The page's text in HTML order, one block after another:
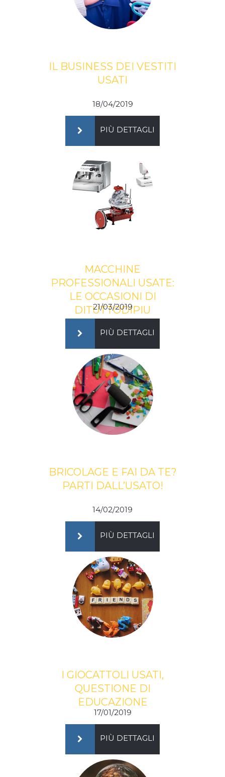
IL BUSINESS DEI VESTITI
USATI
18/04/2019
PIÙ DETTAGLI
MACCHINE
PROFESSIONALI USATE:
LE OCCASIONI DI
DITUTTODIPIU
21/03/2019
PIÙ DETTAGLI
BRICOLAGE E FAI DA TE?
PARTI DALL’USATO!
14/02/2019
PIÙ DETTAGLI
I GIOCATTOLI USATI,
QUESTIONE DI
EDUCAZIONE
17/01/2019
PIÙ DETTAGLI